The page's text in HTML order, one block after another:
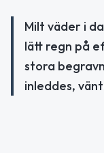
Milt väder i
lätt regn på
stora
inleddes,